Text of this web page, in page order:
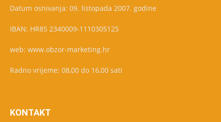
Datum osnivanja: 09. listopada 2007. godine
IBAN: HR85 2340009-1110305125
web: www.obzor-marketing.hr
Radno vrijeme: 08,00 do 16,00 sati
KONTAKT